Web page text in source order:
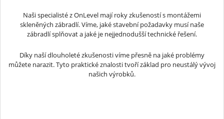
Naši specialisté z OnLevel mají roky zkušeností s montážemi
skleněných zábradlí. Víme, jaké stavební požadavky musí naše
zábradlí splňovat a jaké je nejjednodušší technické řešení.
Díky naší dlouholeté zkušenosti víme přesně na jaké problémy
můžete narazit. Tyto praktické znalosti tvoří základ pro neustálý vývoj
našich výrobků.